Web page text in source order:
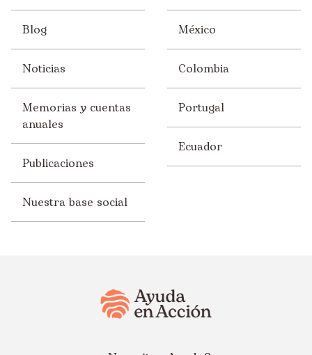
Blog
Noticias
Memorias y cuentas
anuales
Publicaciones
Nuestra base social
México
Colombia
Portugal
Ecuador